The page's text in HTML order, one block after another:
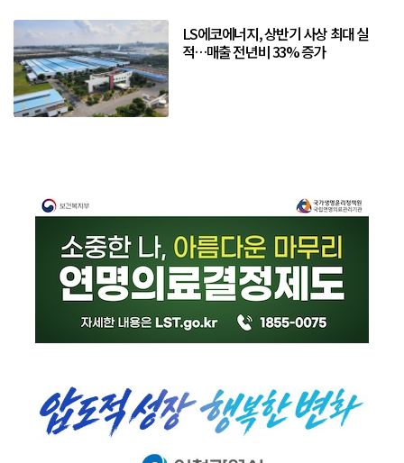
LS에코에너지, 상반기 사상 최대 실
적…매출 전년비 33% 증가